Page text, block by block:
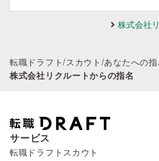
株式会社
転職ドラフト/スカウト /あなたへの
株式会社リクルートからの指名
サービス
転職ドラフトスカウト